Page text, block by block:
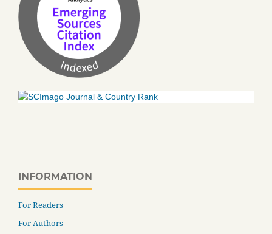
INFORMATION
For Readers
For Authors